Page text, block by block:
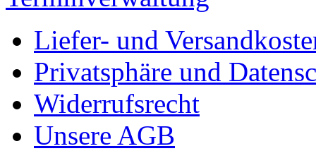
Liefer- und
Privatsphäre und
Widerrufsrecht
Unsere AGB